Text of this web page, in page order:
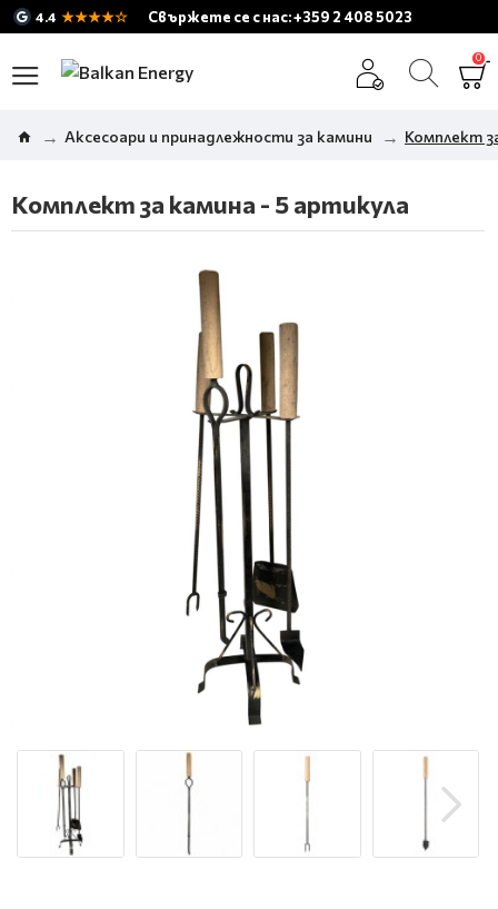
4.4 ★★★★☆ Свържете се с нас: +359 2 408 5023
0
Аксесоари и принадлежности за камини Комплект
Комплект за камина - 5 артикула